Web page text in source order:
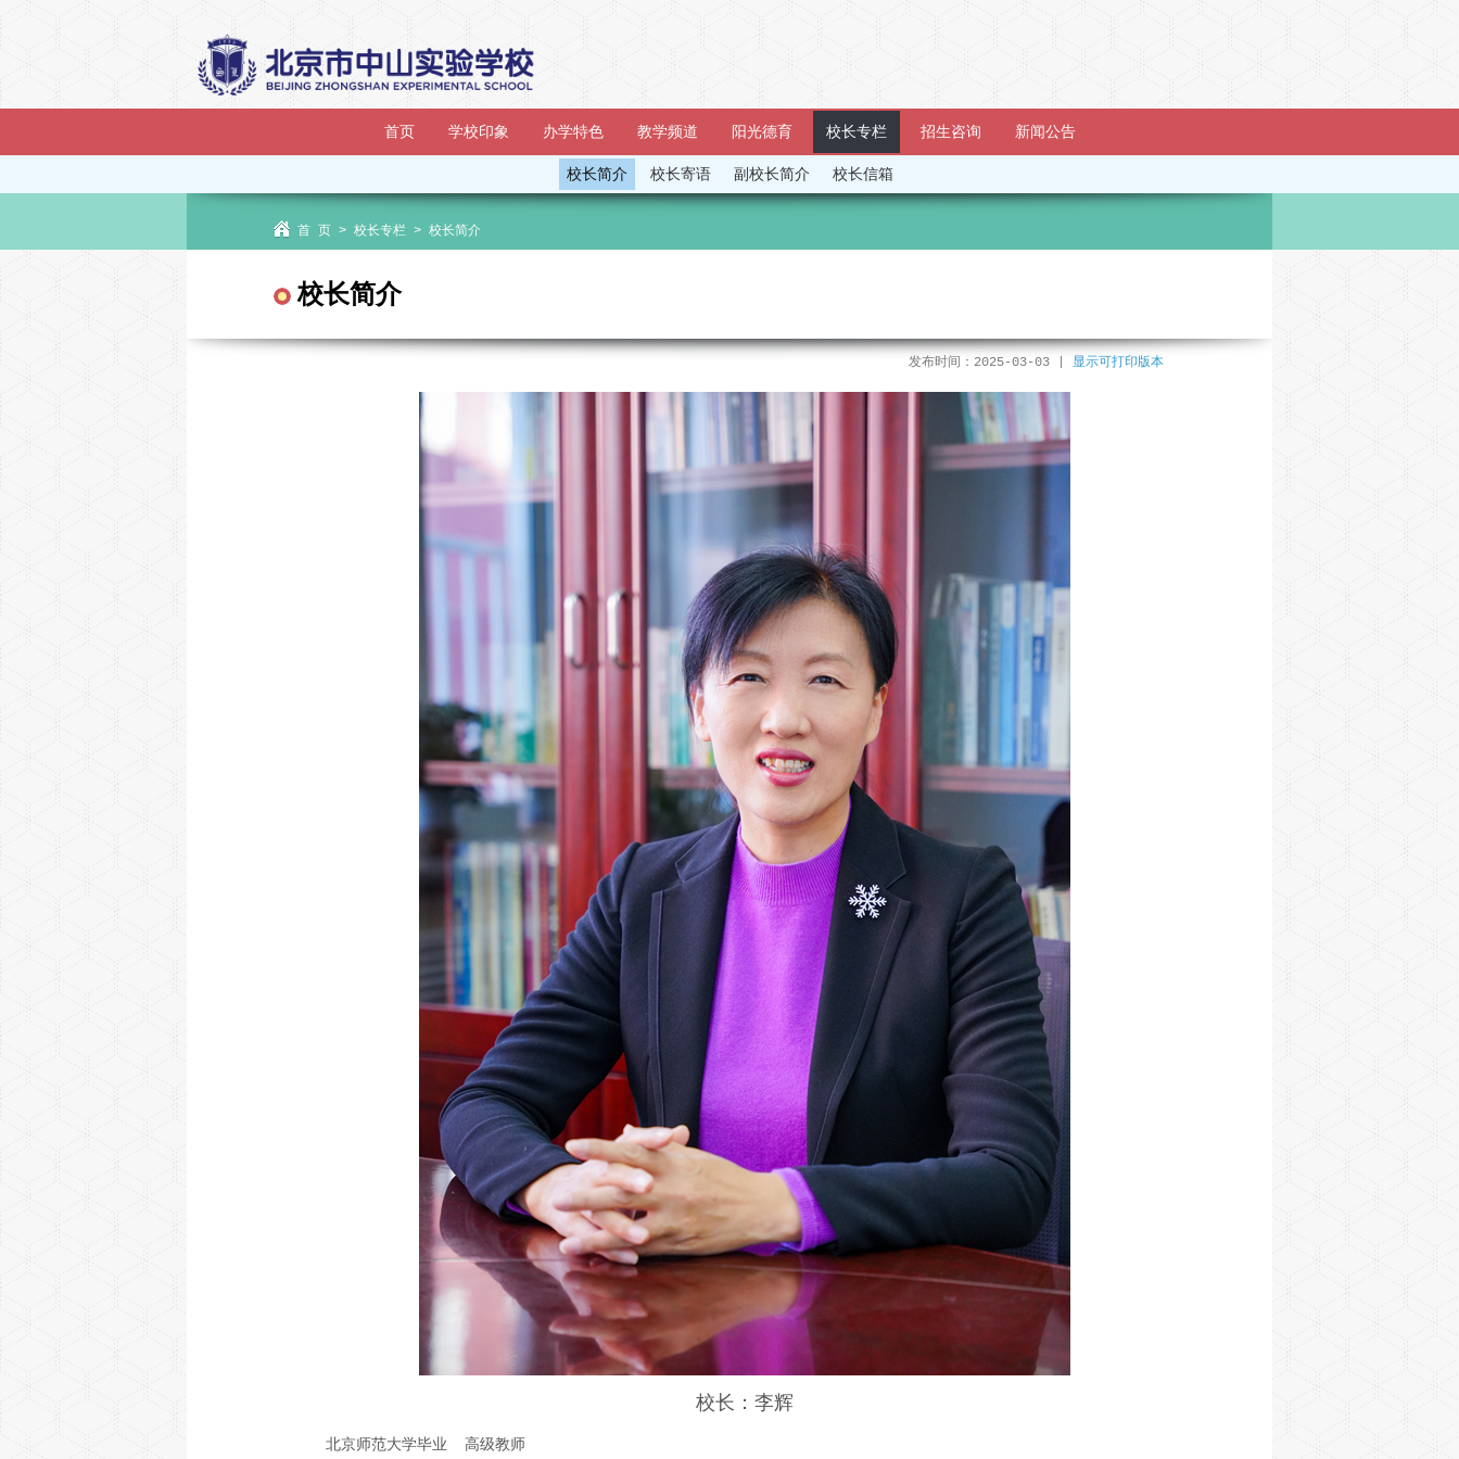
首页 学校印象 办学特色 教学频道 阳光德育 校长专栏 招生咨询 新闻公告
校长简介 校长寄语 副校长简介 校长信箱
首 页 > 校长专栏 > 校长简介
校长简介
发布时间：2025-03-03 | 显示可打印版本
校长：李辉
北京师范大学毕业 高级教师